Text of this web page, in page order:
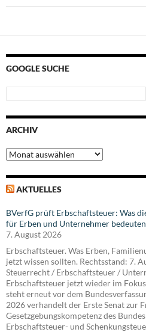
GOOGLE SUCHE
ARCHIV
Archiv
AKTUELLES
BVerfG prüft Erbschaftsteuer: Was
für Erben und Unternehmer bedeuten
7. August 2026
Erbschaftsteuer. Was Erben,
jetzt wissen sollten. Rechtsstand: 7.
Steuerrecht / Erbschaftsteuer /
Erbschaftsteuer jetzt wieder im
steht erneut vor dem
2026 verhandelt der Erste Senat zur
Gesetzgebungskompetenz des
Erbschaftsteuer- und